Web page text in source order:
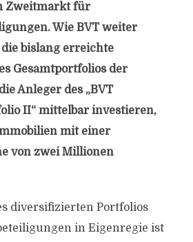
Zweitmarkt für
Wie BVT weiter
bislang erreichte
Gesamtportfolios der
Anleger des „BVT
II“ mittelbar investieren,
mit einer
von zwei Millionen
diversifizierten Portfolios
in Eigenregie ist